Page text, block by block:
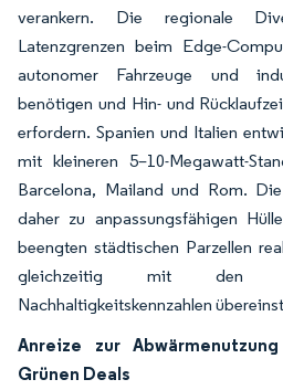
verankern. Die regionale
Latenzgrenzen beim Edge-
autonomer Fahrzeuge und
benötigen und Hin- und
erfordern. Spanien und Italien
mit kleineren 5–10-Megawatt-
Barcelona, Mailand und Rom.
daher zu anpassungsfähigen
beengten städtischen Parzellen
gleichzeitig mit den EU-
Nachhaltigkeitskennzahlen
Anreize zur
Grünen Deals